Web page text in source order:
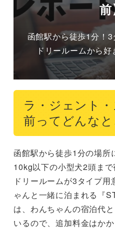
函館駅から徒歩1分！
ドリールームから
ラ・ジェント
前ってどんなと
函館駅から徒歩1分の場所
10kg以下の小型犬2頭ま
ドリールームが3タイプ
ゃんと一緒に泊まれる『
は、わんちゃんの宿泊代
いるので、追加料金はか